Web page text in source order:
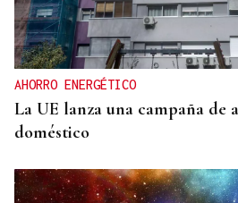
AHORRO ENERGÉTICO
La UE lanza una campaña de
doméstico